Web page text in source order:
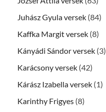
Juhász Gyula versek (84)
Kaffka Margit versek (8)
Kányádi Sándor versek (3)
Karácsony versek (42)
Kárász Izabella versek (1)
Karinthy Frigyes (8)